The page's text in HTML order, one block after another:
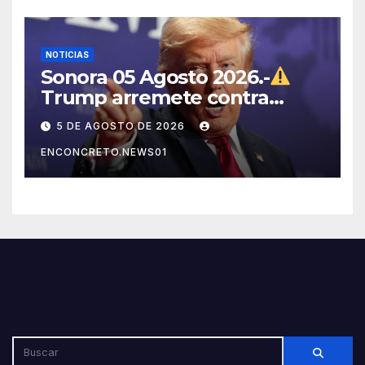
NOTICIAS
Sonora 05 Agosto 2026.-
Trump arremete contra
México, Canadá y otras
potencias por supuestos
abusos comerciales
5 DE AGOSTO DE 2026
ENCONCRETO.NEWS01